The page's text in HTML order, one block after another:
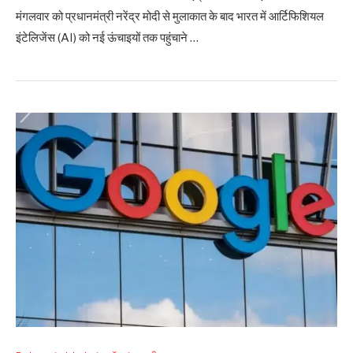
मंगलवार को प्रधानमंत्री नरेंद्र मोदी से मुलाकात के बाद भारत में आर्टिफिशियल
इंटेलिजेंस (AI) को नई ऊंचाइयों तक पहुंचाने …